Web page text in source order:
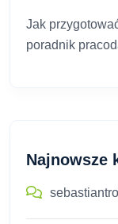
Jak
poradnik
Najnowsze